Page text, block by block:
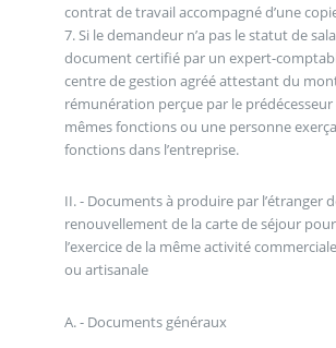
contrat de travail accompagné d’une
7. Si le demandeur n’a pas le statut de
document certifié par un expert-
centre de gestion agréé attestant du
rémunération perçue par le prédécesseur
mêmes fonctions ou une personne
fonctions dans l’entreprise.
II. - Documents à produire par l’étranger
renouvellement de la carte de séjour
l’exercice de la même activité
ou artisanale
A. - Documents généraux